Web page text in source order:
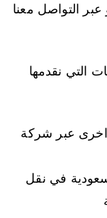
التواصل معنا
التي نقدمها
عبر شركة
في نقل